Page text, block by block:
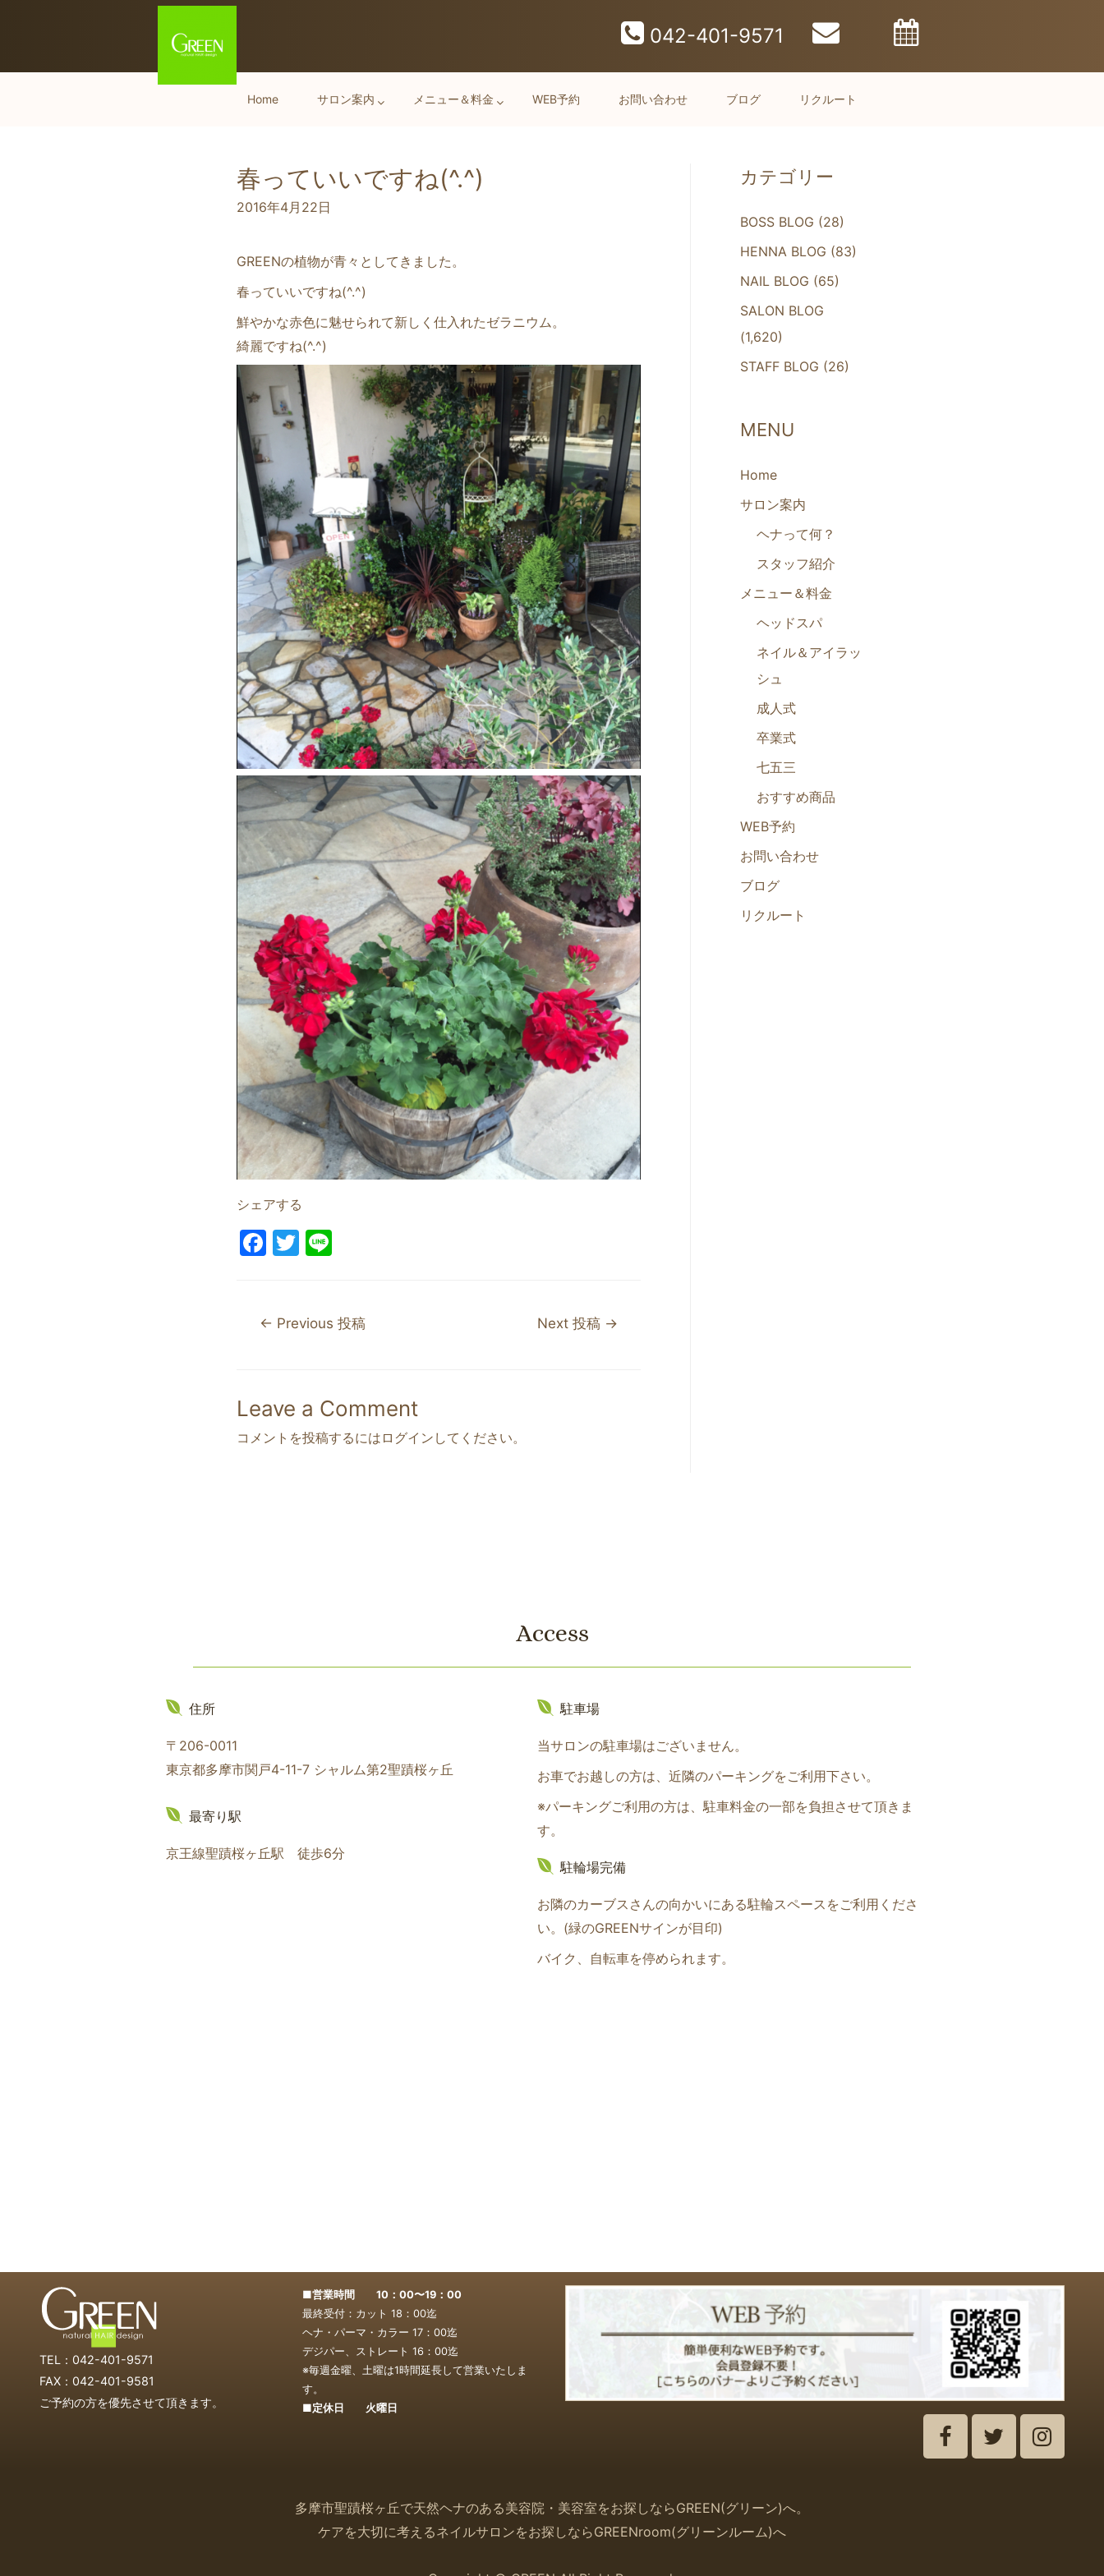
042-401-9571
Home サロン案内 メニュー＆料金 WEB予約 お問い合わせ ブログ リクルート
春っていいですね(^.^)
2016年4月22日
GREENの植物が青々としてきました。
春っていいですね(^.^)
鮮やかな赤色に魅せられて新しく仕入れたゼラニウム。
綺麗ですね(^.^)
シェアする
F
e
o
k
T
er
← Previous 投稿 Next 投稿 →
Leave a Comment
コメントを投稿するには ログイン してください。
カテゴリー
BOSS BLOG (28)
HENNA BLOG (83)
NAIL BLOG (65)
SALON BLOG
(1,620)
STAFF BLOG (26)
MENU
Home
サロン案内
ヘナって何？
スタッフ紹介
メニュー＆料金
ヘッドスパ
ネイル＆アイラッ
シュ
成人式
卒業式
七五三
おすすめ商品
WEB予約
お問い合わせ
ブログ
リクルート
Access
住所
〒206-0011
東京都多摩市関戸4-11-7 シャルム第2聖蹟桜ヶ丘
最寄り駅
京王線聖蹟桜ヶ丘駅 徒歩6分
駐車場
当サロンの駐車場はございません。
お車でお越しの方は、近隣のパーキングをご利用下さい。
※パーキングご利用の方は、駐車料金の一部を負担させて頂きま
す。
駐輪場完備
お隣のカーブスさんの向かいにある駐輪スペースをご利用くださ
い。(緑のGREENサインが目印)
バイク、自転車を停められます。
TEL：042-401-9571
FAX：042-401-9581
ご予約の方を優先させて頂きます。
■営業時間 10：00〜19：00
最終受付：カット 18：00迄
ヘナ・パーマ・カラー 17：00迄
デジパー、ストレート 16：00迄
※毎週金曜、土曜は1時間延長して営業いたしま
す。
■定休日 火曜日
多摩市聖蹟桜ヶ丘で天然ヘナのある美容院・美容室をお探しならGREEN(グリーン)へ。
ケアを大切に考えるネイルサロンをお探しならGREENroom(グリーンルーム)へ